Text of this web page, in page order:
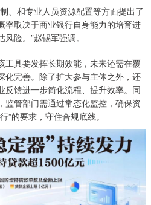
、和专业人员资源配置等方面提出了
率取决于商业银行自身能力的培育进
险。”赵锡军强调。
工具要发挥长期效能，未来还需在覆
化完善。除了扩大参与主体之外，还
反馈进一步简化流程、提升效率。同
监管部门需通过常态化监控，确保资
”的要求，守住合规底线。